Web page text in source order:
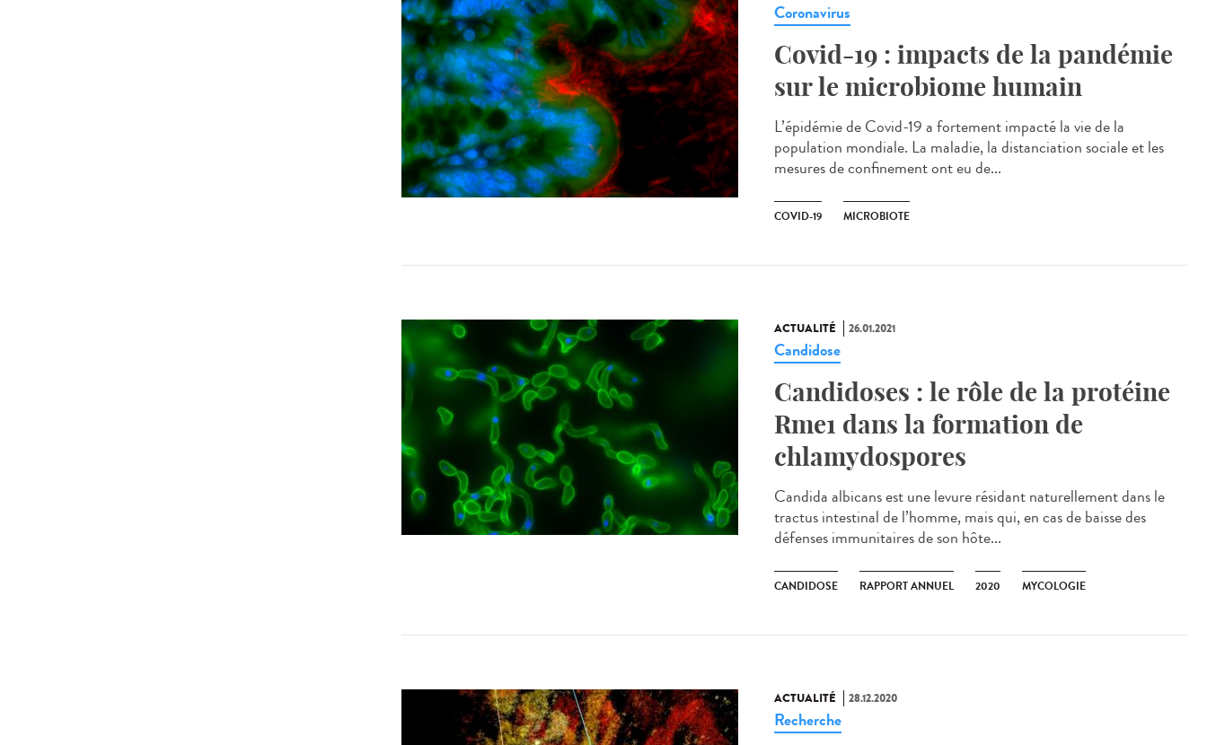
Coronavirus
Covid-19 : impacts de la pandémie
sur le microbiome humain
L’épidémie de Covid-19 a fortement impacté la vie de la
population mondiale. La maladie, la distanciation sociale et les
mesures de confinement ont eu de...
COVID-19 MICROBIOTE
ACTUALITÉ 26.01.2021
Candidose
Candidoses : le rôle de la protéine
Rme1 dans la formation de
chlamydospores
Candida albicans est une levure résidant naturellement dans le
tractus intestinal de l’homme, mais qui, en cas de baisse des
défenses immunitaires de son hôte...
CANDIDOSE RAPPORT ANNUEL 2020 MYCOLOGIE
ACTUALITÉ 28.12.2020
Recherche